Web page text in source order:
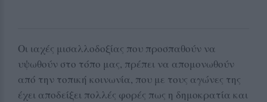
Οι ιαχές μισαλλοδοξίας που προσπαθούν να
υψωθούν στο τόπο μας, πρέπει να απομονωθούν
από την τοπική κοινωνία, που με τους αγώνες της
έχει αποδείξει πολλές φορές πως η δημοκρατία και